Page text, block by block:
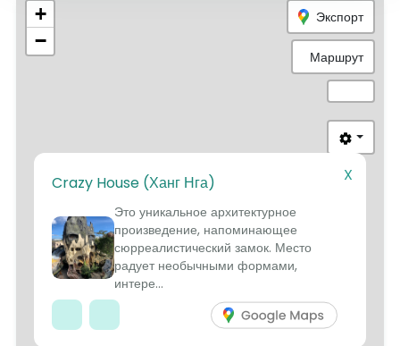
3
46
7
9
+
−
Экспорт
Маршрут
X
Crazy House (Ханг Нга)
Это уникальное архитектурное
произведение, напоминающее
сюрреалистический замок. Место
радует необычными формами,
интере...